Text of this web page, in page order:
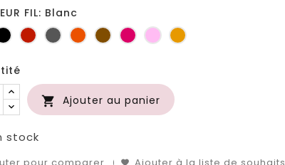
FIL: Blanc
Noir RougeGris
foncé
OrangeMarronFuchsia
RoseJaune
 Ajouter au panier
stock